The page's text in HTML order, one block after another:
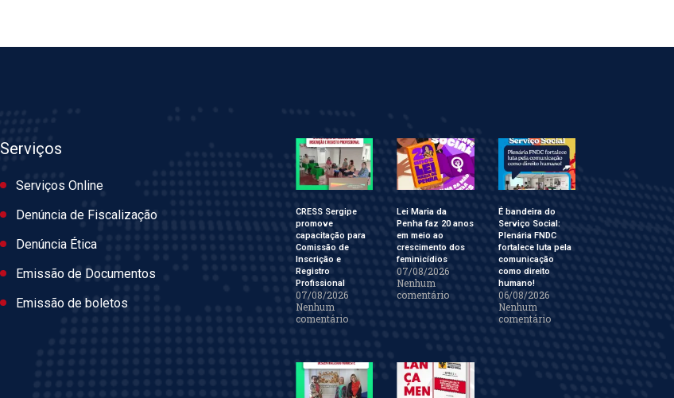
Serviços
Serviços Online
Denúncia de Fiscalização
Denúncia Ética
Emissão de Documentos
Emissão de boletos
CRESS Sergipe
promove
capacitação para
Comissão de
Inscrição e
Registro
Profissional
07/08/2026
Nenhum
comentário
Lei Maria da
Penha faz 20 anos
em meio ao
crescimento dos
feminicídios
07/08/2026
Nenhum
comentário
É bandeira do
Serviço Social:
Plenária FNDC
fortalece luta pela
comunicação
como direito
humano!
06/08/2026
Nenhum
comentário